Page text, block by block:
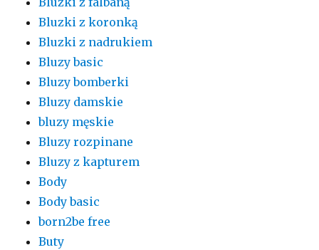
Bluzki z koronką
Bluzki z nadrukiem
Bluzy basic
Bluzy bomberki
Bluzy damskie
bluzy męskie
Bluzy rozpinane
Bluzy z kapturem
Body
Body basic
born2be free
Buty